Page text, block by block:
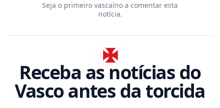
Seja o primeiro vascaíno a comentar esta
notícia.
Receba as notícias do
Vasco antes da torcida